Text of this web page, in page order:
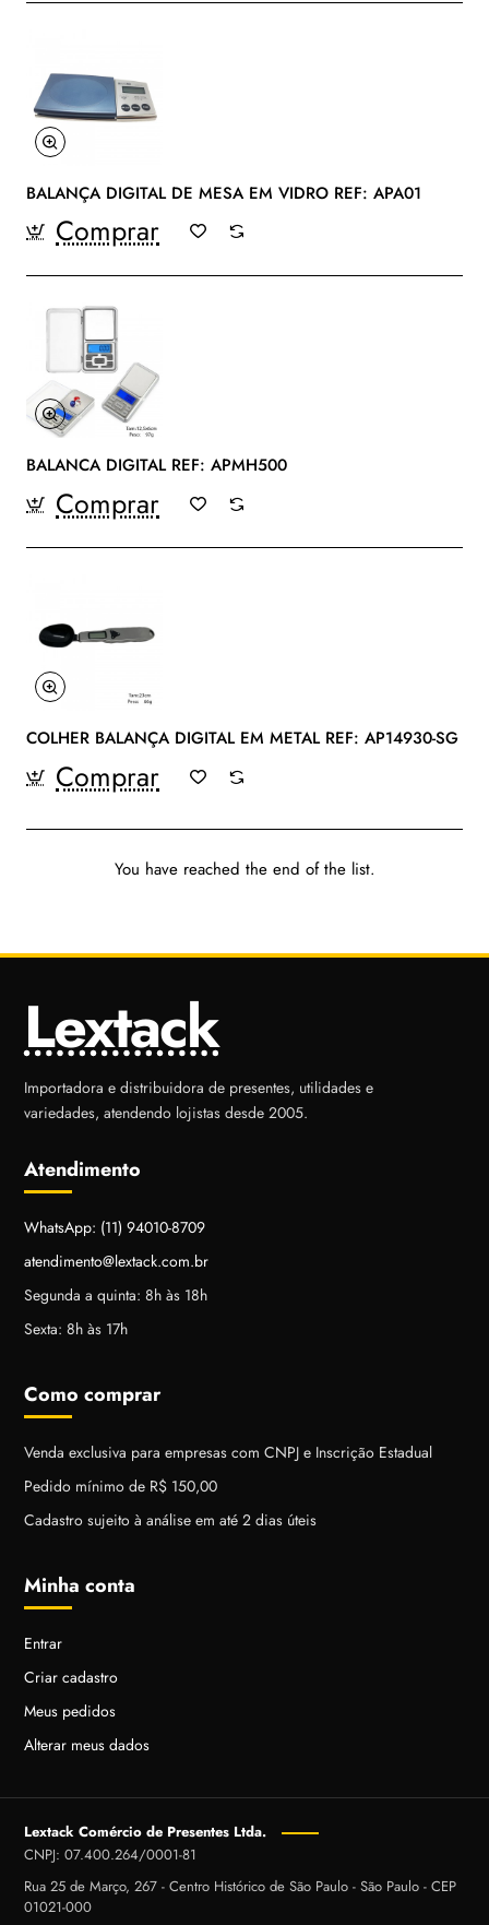
BALANÇA DIGITAL DE MESA EM VIDRO REF: APA01
Comprar
BALANCA DIGITAL REF: APMH500
Comprar
COLHER BALANÇA DIGITAL EM METAL REF: AP14930-SG
Comprar
You have reached the end of the list.
Atendimento
WhatsApp: (11) 94010-8709
atendimento@lextack.com.br
Segunda a quinta: 8h às 18h
Sexta: 8h às 17h
Como comprar
Venda exclusiva para empresas com CNPJ e Inscrição Estadual
Pedido mínimo de R$ 150,00
Cadastro sujeito à análise em até 2 dias úteis
Minha conta
Entrar
Criar cadastro
Meus pedidos
Alterar meus dados
Lextack
Importadora e distribuidora de presentes, utilidades e
variedades, atendendo lojistas desde 2005.
Lextack Comércio de Presentes Ltda.
CNPJ: 07.400.264/0001-81
Rua 25 de Março, 267 - Centro Histórico de São Paulo - São Paulo - CEP
01021-000